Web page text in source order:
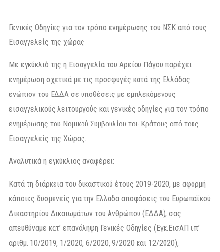
Γενικές Οδηγίες για τον τρόπο ενημέρωσης του ΝΣΚ από τους
Εισαγγελείς της χώρας
Με εγκύκλιό της η Εισαγγελία του Αρείου Πάγου παρέχει
ενημέρωση σχετικά με τις προσφυγές κατά της Ελλάδας
ενώπιον του ΕΔΔΑ σε υποθέσεις με εμπλεκόμενους
εισαγγελικούς λειτουργούς και γενικές οδηγίες για τον τρόπο
ενημέρωσης του Νομικού Συμβουλίου του Κράτους από τους
Εισαγγελείς της Χώρας.
Αναλυτικά η εγκύκλιος αναφέρει:
Κατά τη διάρκεια του δικαστικού έτους 2019-2020, με αφορμή
κάποιες δυσμενείς για την Ελλάδα αποφάσεις του Ευρωπαϊκού
Δικαστηρίου Δικαιωμάτων του Ανθρώπου (ΕΔΔΑ), σας
απευθύναμε κατ’ επανάληψη Γενικές Οδηγίες (Εγκ.ΕισΑΠ υπ’
αριθμ. 10/2019, 1/2020, 6/2020, 9/2020 και 12/2020),